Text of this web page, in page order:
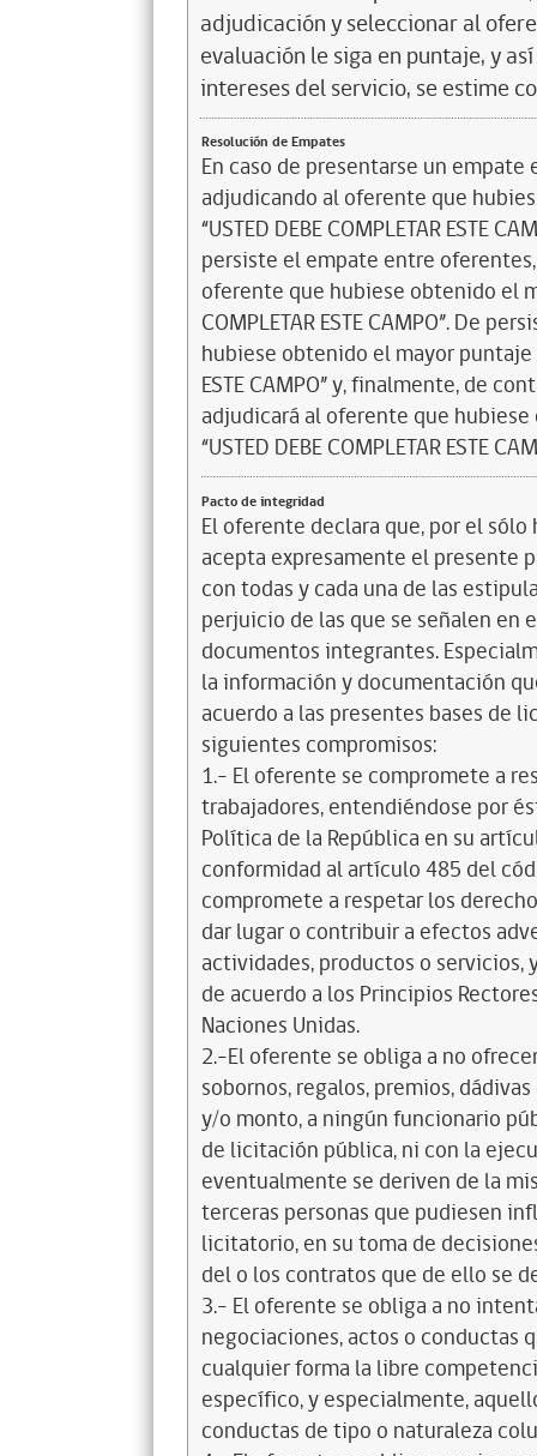
adjudicación y seleccionar al
evaluación le siga en puntaje, y
intereses del servicio, se estime
Resolución de Empates
En caso de presentarse un
adjudicando al oferente que
“USTED DEBE COMPLETAR ESTE
persiste el empate entre
oferente que hubiese obtenido el
COMPLETAR ESTE CAMPO”. De
hubiese obtenido el mayor puntaje
ESTE CAMPO” y, finalmente, de
adjudicará al oferente que
“USTED DEBE COMPLETAR ESTE
Pacto de integridad
El oferente declara que, por el
acepta expresamente el presente
con todas y cada una de las
perjuicio de las que se señalen en
documentos integrantes.
la información y documentación
acuerdo a las presentes bases de
siguientes compromisos:
1.- El oferente se compromete a
trabajadores, entendiéndose por
Política de la República en su
conformidad al artículo 485 del
compromete a respetar los
dar lugar o contribuir a efectos
actividades, productos o servicios,
de acuerdo a los Principios
Naciones Unidas.
2.-El oferente se obliga a no
sobornos, regalos, premios,
y/o monto, a ningún funcionario
de licitación pública, ni con la
eventualmente se deriven de la
terceras personas que pudiesen
licitatorio, en su toma de
del o los contratos que de ello se
3.- El oferente se obliga a no
negociaciones, actos o conductas
cualquier forma la libre
específico, y especialmente,
conductas de tipo o naturaleza